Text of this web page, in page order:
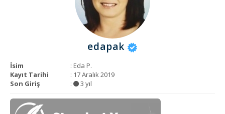
KURUMSAL
edapak
İsim
: Eda P.
Kayıt Tarihi
: 17 Aralık 2019
Son Giriş
: 3 yıl